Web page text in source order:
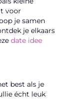
voor
je samen
je elkaars
date idee
best als je
écht leuk